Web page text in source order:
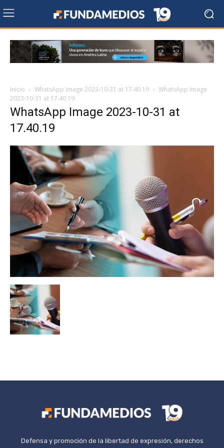
Inicio WhatsApp Image 2023-10-31 at 17.40.19
WhatsApp Image
2023-10-31 at 17.40.19
WhatsApp Image 2023-10-31 at
17.40.19
Defensa y promoción de la libertad de expresión, derechos